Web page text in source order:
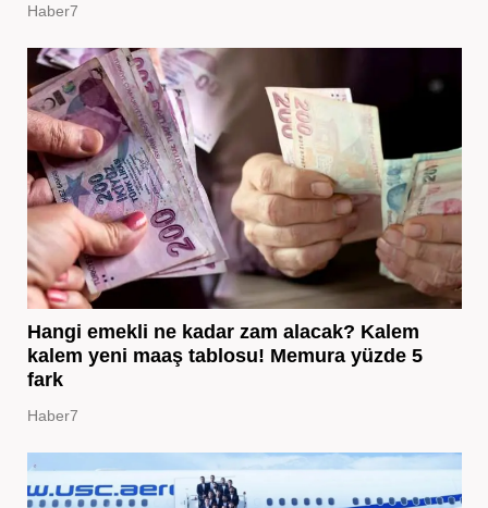
Haber7
Hangi emekli ne kadar zam alacak? Kalem
kalem yeni maaş tablosu! Memura yüzde 5
fark
Haber7